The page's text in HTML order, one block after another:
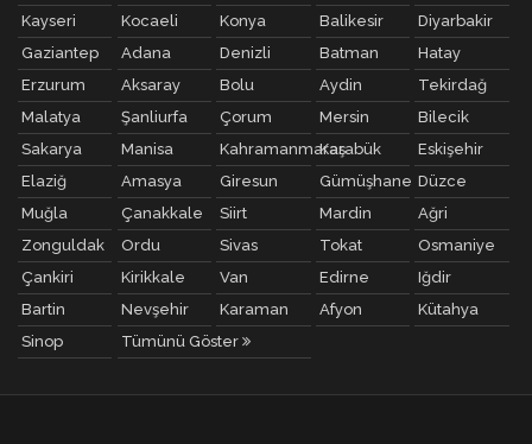
Kayseri
Kocaeli Konya Balikesir
Diyarbakir
Gaziantep
Adana Denizli Batman
Hatay
Erzurum
Aksaray Bolu Aydin
Tekirdağ
Malatya
Şanliurfa Çorum Mersin
Bilecik
Sakarya
Manisa KahramanmaraşKarabük
Eskişehir
Elaziğ
Amasya Giresun Gümüşhane Düzce
Muğla
Çanakkale Siirt Mardin
Ağri
Zonguldak
Ordu Sivas Tokat
Osmaniye
Çankiri
Kirikkale Van Edirne
Iğdir
Bartin
Nevşehir Karaman Afyon
Kütahya
Sinop
Tümünü Göster